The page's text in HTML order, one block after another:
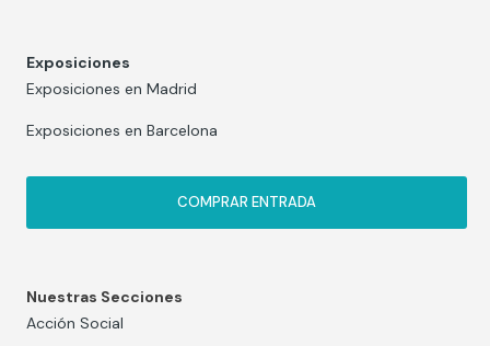
Exposiciones
Exposiciones en Madrid
Exposiciones en Barcelona
COMPRAR ENTRADA
Nuestras Secciones
Acción Social